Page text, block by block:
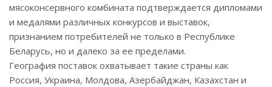
мясоконсервного комбината подтверждается дипломами
и медалями различных конкурсов и выставок,
признанием потребителей не только в Республике
Беларусь, но и далеко за ее пределами.
География поставок охватывает такие страны как
Россия, Украина, Молдова, Азербайджан, Казахстан и